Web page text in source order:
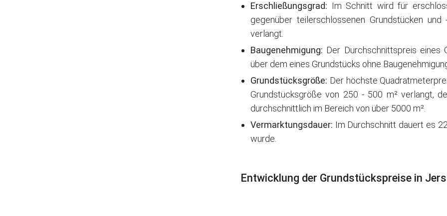
Erschließungsgrad: Im Schnitt wird für
gegenüber teilerschlossenen Grundstücken
verlangt.
Baugenehmigung: Der Durchschnittspreis eines
über dem eines Grundstücks ohne
Grundstücksgröße: Der höchste
Grundstücksgröße von 250 - 500 m² verlangt,
durchschnittlich im Bereich von über 5000 m².
Vermarktungsdauer: Im Durchschnitt dauert es
wurde.
Entwicklung der Grundstückspreise in